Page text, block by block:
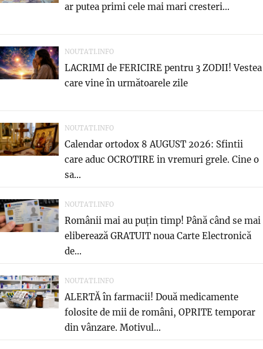
ar putea primi cele mai mari cresteri...
NOUTATI.INFO
LACRIMI de FERICIRE pentru 3 ZODII! Vestea
care vine în următoarele zile
NOUTATI.INFO
Calendar ortodox 8 AUGUST 2026: Sfintii
care aduc OCROTIRE in vremuri grele. Cine o
sa...
NOUTATI.INFO
Românii mai au puțin timp! Până când se mai
eliberează GRATUIT noua Carte Electronică
de...
NOUTATI.INFO
ALERTĂ în farmacii! Două medicamente
folosite de mii de români, OPRITE temporar
din vânzare. Motivul...